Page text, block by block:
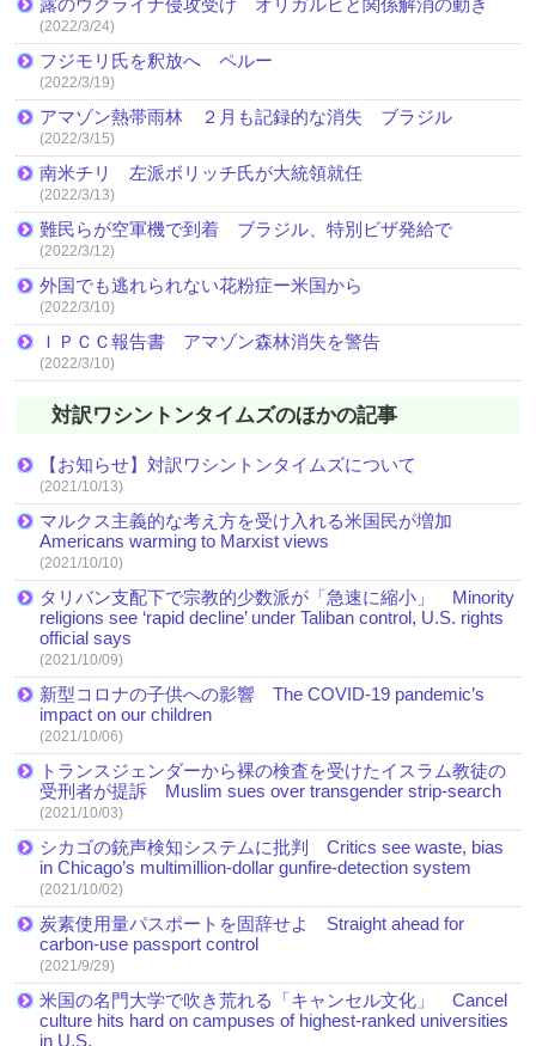
(2022/3/24)
フジモリ氏を釈放へ ペルー
(2022/3/19)
アマゾン熱帯雨林 ２月も記録的な消失 ブラジル
(2022/3/15)
南米チリ 左派ボリッチ氏が大統領就任
(2022/3/13)
難民らが空軍機で到着 ブラジル、特別ビザ発給で
(2022/3/12)
外国でも逃れられない花粉症ー米国から
(2022/3/10)
ＩＰＣＣ報告書 アマゾン森林消失を警告
(2022/3/10)
対訳ワシントンタイムズのほかの記事
【お知らせ】対訳ワシントンタイムズについて
(2021/10/13)
マルクス主義的な考え方を受け入れる米国民が増加
Americans warming to Marxist views
(2021/10/10)
タリバン支配下で宗教的少数派が「急速に縮小」 Minority
religions see ‘rapid decline’ under Taliban control, U.S. rights
official says
(2021/10/09)
新型コロナの子供への影響 The COVID-19 pandemic’s
impact on our children
(2021/10/06)
トランスジェンダーから裸の検査を受けたイスラム教徒の
受刑者が提訴 Muslim sues over transgender strip-search
(2021/10/03)
シカゴの銃声検知システムに批判 Critics see waste, bias
in Chicago’s multimillion-dollar gunfire-detection system
(2021/10/02)
炭素使用量パスポートを固辞せよ Straight ahead for
carbon-use passport control
(2021/9/29)
米国の名門大学で吹き荒れる「キャンセル文化」 Cancel
culture hits hard on campuses of highest-ranked universities
in U.S.